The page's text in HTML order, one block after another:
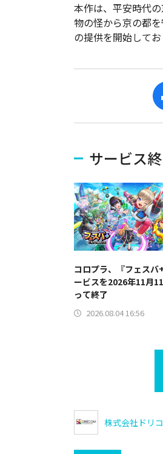
本作は、平安時代
物の怪から京の都
の提供を開始して
サービス
コロプラ、『フェスバ
ービスを2026年11月
って終了
2026.08.04 16:56
株式会社ドリ